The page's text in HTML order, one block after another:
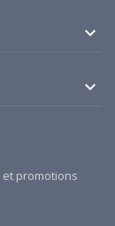


promotions